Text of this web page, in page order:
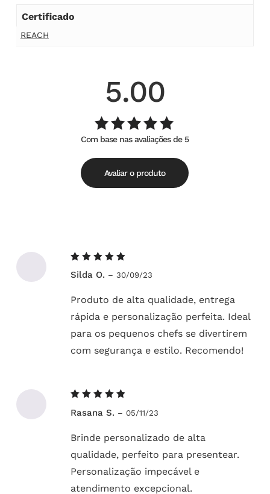
Certificado
REACH
5.00
Avaliação
5.00de
5
Com base nas avaliações de 5
Avaliar o produto
5de 5
Silda O. – 30/09/23
Produto de alta qualidade, entrega
rápida e personalização perfeita. Ideal
para os pequenos chefs se divertirem
com segurança e estilo. Recomendo!
5de 5
Rasana S. – 05/11/23
Brinde personalizado de alta
qualidade, perfeito para presentear.
Personalização impecável e
atendimento excepcional.